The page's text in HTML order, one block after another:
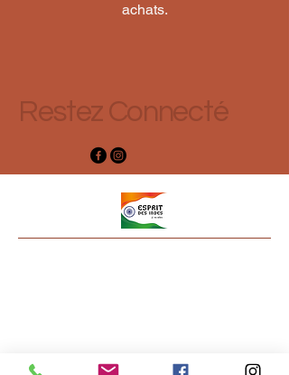
achats.
Restez Connecté